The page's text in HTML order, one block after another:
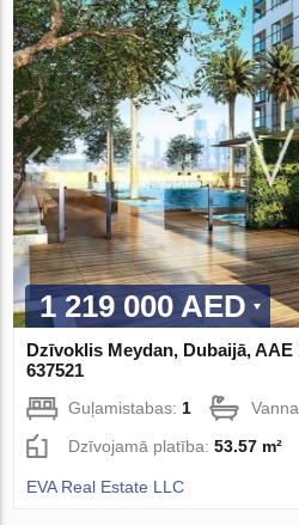
1 219 000 AED
Dzīvoklis Meydan, Dubaijā, AAE
637521
Guļamistabas: 1
Dzīvojamā platība:53.57 m²
EVA Real Estate LLC